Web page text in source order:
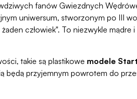
fanów Gwiezdnych
uniwersum, stworzonym po III
człowiek". To niezwykle
takie są plastikowe modele
będą przyjemnym powrotem do